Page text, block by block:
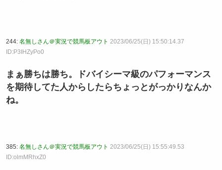
244: 名無しさん＠実況で競馬板アウト 2023/06/25(日) 15:50:14.37
ID:P3IHZyPo0
まぁ勝ちは勝ち。ドバイシーマ級のパフォーマンス
を期待してた人からしたらちょっとがっかりなんか
ね。
385: 名無しさん＠実況で競馬板アウト 2023/06/25(日) 15:55:49.53
ID:olmMRhxZ0